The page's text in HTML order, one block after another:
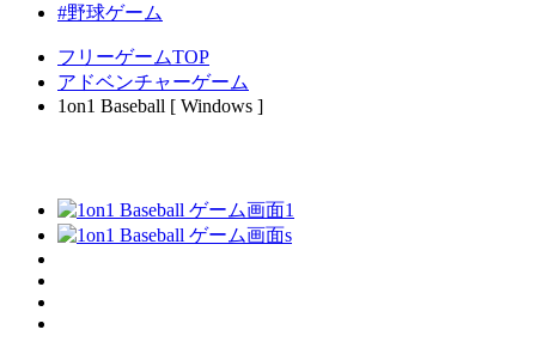
#野球ゲーム
フリーゲームTOP
アドベンチャーゲーム
1on1 Baseball [ Windows ]